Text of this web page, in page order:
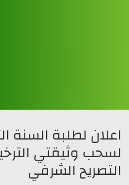
اعلان لطلبة السنة
لسحب وثيقتي
التصريح الشرفي